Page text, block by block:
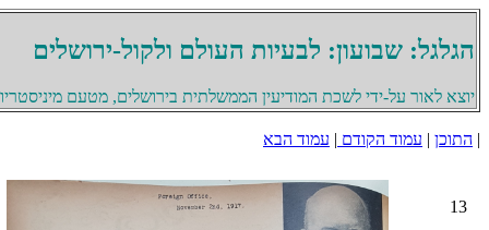
הגלגל: שבועון: לבעיות העולם ולקול-ירושלים
יוצא לאור על-ידי לשכת המודיעין הממשלתית בירושלים, מטעם
| התוכן | עמוד הקודם | עמוד הבא
13